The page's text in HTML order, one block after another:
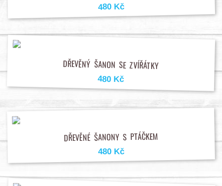
480 Kč
DŘEVĚNÝ ŠANON SE ZVÍŘÁTKY
480 Kč
DŘEVĚNÉ ŠANONY S PTÁČKEM
480 Kč